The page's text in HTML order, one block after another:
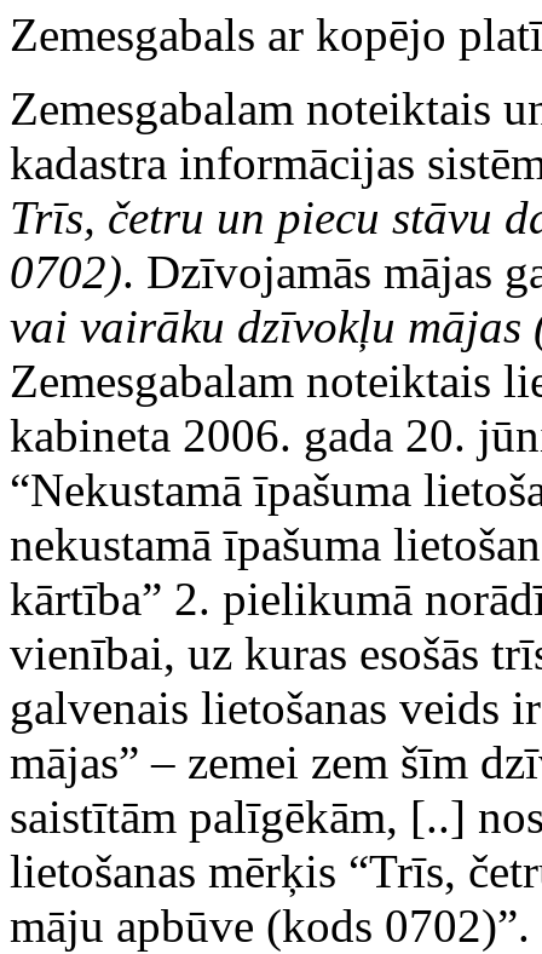
Zemesgabals ar kopējo
Zemesgabalam noteiktais
kadastra informācijas
Trīs, četru un piecu stāvu
0702). Dzīvojamās mājas
vai vairāku dzīvokļu mājas
Zemesgabalam noteiktais
kabineta 2006. gada 20.
“Nekustamā īpašuma
nekustamā īpašuma
kārtība” 2. pielikumā
vienībai, uz kuras esošās
galvenais lietošanas
mājas” – zemei zem šīm
saistītām palīgēkām, [..]
lietošanas mērķis “Trīs,
māju apbūve (kods 0702)”.